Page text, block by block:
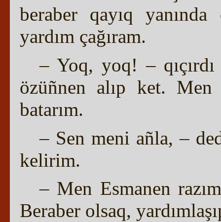
beraber qayıq
yardım çağıram.
– Yoq, yoq! –
özüñnen alıp ket. Men
batarım.
– Sen meni añla, –
kelirim.
– Men Esmanen
Beraber olsaq,